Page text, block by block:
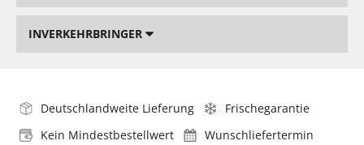
INVERKEHRBRINGER
Deutschlandweite Lieferung
Frischegarantie
Kein Mindestbestellwert
Wunschliefertermin